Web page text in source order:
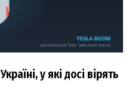
у які досі вірять